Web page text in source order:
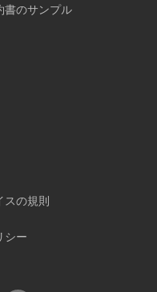
書のサンプル
スの規則
シー